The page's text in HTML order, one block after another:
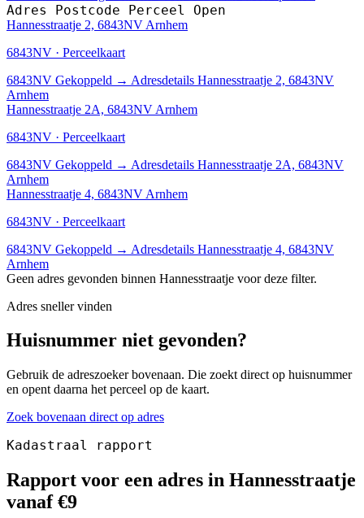
Adres Postcode Perceel Open
Hannesstraatje 2, 6843NV Arnhem
6843NV · Perceelkaart
6843NV Gekoppeld → Adresdetails Hannesstraatje 2, 6843NV
Arnhem
Hannesstraatje 2A, 6843NV Arnhem
6843NV · Perceelkaart
6843NV Gekoppeld → Adresdetails Hannesstraatje 2A, 6843NV
Arnhem
Hannesstraatje 4, 6843NV Arnhem
6843NV · Perceelkaart
6843NV Gekoppeld → Adresdetails Hannesstraatje 4, 6843NV
Arnhem
Geen adres gevonden binnen Hannesstraatje voor deze filter.
Adres sneller vinden
Huisnummer niet gevonden?
Gebruik de adreszoeker bovenaan. Die zoekt direct op huisnummer
en opent daarna het perceel op de kaart.
Zoek bovenaan direct op adres
Kadastraal rapport
Rapport voor een adres in Hannesstraatje
vanaf €9